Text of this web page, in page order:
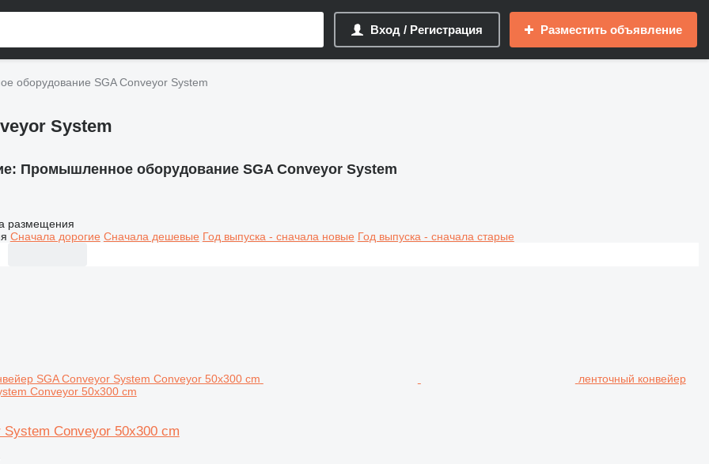
Вход / Регистрация Разместить объявление
оборудование SGA Conveyor System
System
Промышленное оборудование SGA Conveyor System
размещения
Сначала дорогие Сначала дешевые Год выпуска - сначала новые Год выпуска - сначала старые
ленточный конвейер
Conveyor 50x300 cm
System Conveyor 50x300 cm